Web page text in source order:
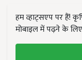
हम व्हाट्सएप पर हैं!
मोबाइल में पढ़ने के